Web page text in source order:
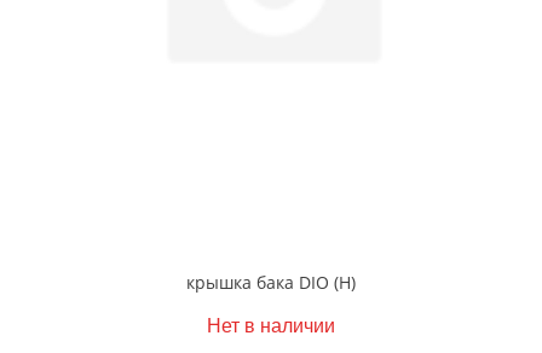
крышка бака DIO (Н)
Нет в наличии